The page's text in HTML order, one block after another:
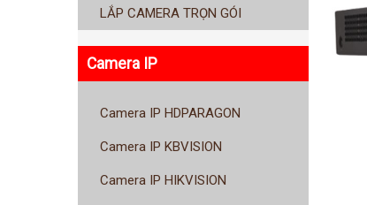
LẮP CAMERA TRỌN GÓI
Camera IP
Camera IP HDPARAGON
Camera IP KBVISION
Camera IP HIKVISION